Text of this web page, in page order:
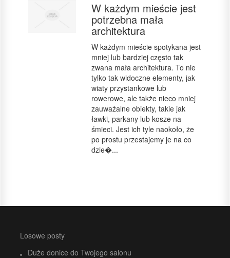
W każdym mieście jest
potrzebna mała
architektura
W każdym mieście spotykana jest
mniej lub bardziej często tak
zwana mała architektura. To nie
tylko tak widoczne elementy, jak
wiaty przystankowe lub
rowerowe, ale także nieco mniej
zauważalne obiekty, takie jak
ławki, parkany lub kosze na
śmieci. Jest ich tyle naokoło, że
po prostu przestajemy je na co
dzie�...
Losowe posty
Duże donice do Twojego salonu